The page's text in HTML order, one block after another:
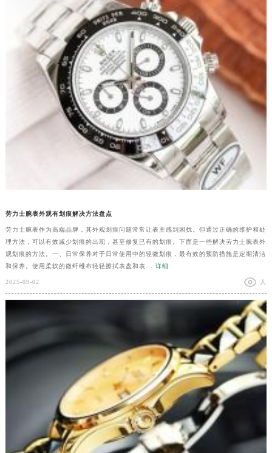
劳力士腕表外观有划痕解决方法盘点
劳力士腕表作为高端品牌，其外观划痕问题常常让表主感到困扰。但通过正确的维护和处
理方法，可以有效减少划痕的出现，甚至修复已有的划痕。下面是一些解决劳力士腕表外
观划痕的方法。一、日常保养对于日常使用中的轻微划痕，最有效的预防措施是定期清洁
和保养。使用柔软的微纤维布轻轻擦拭表盘和表... 详细
2025-09-02 人